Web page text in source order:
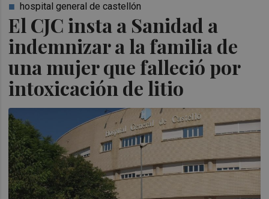
El CJC insta a Sanidad a
indemnizar a la familia de
una mujer que falleció por
intoxicación de litio
hospital general de castellón